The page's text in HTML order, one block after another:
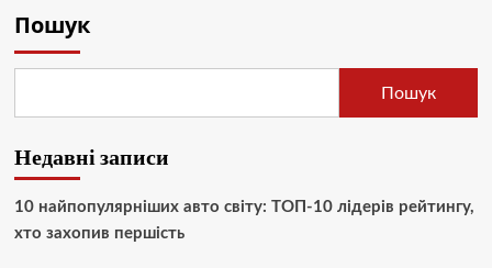
Пошук
Пошук
Недавні записи
10 найпопулярніших авто світу: ТОП-10 лідерів рейтингу,
хто захопив першість